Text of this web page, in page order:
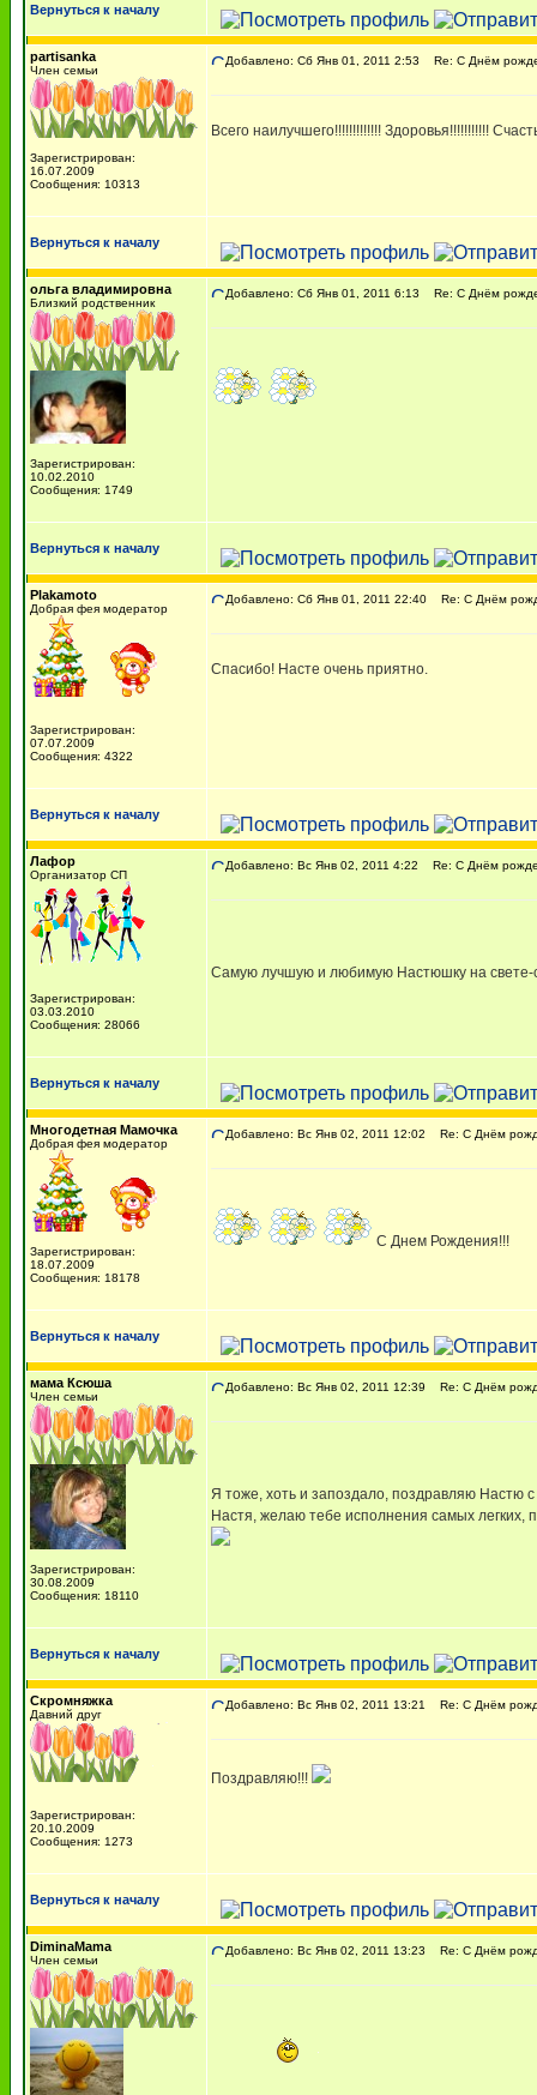
Вернуться к началу
partisanka
Член семьи
Зарегистрирован:
16.07.2009
Сообщения: 10313
Добавлено: Сб Янв 01, 2011 2:53 Re: С Днём
Всего наилучшего!!!!!!!!!!!!! Здоровья!!!!!!!!!!!
Вернуться к началу
ольга владимировна
Близкий родственник
Зарегистрирован:
10.02.2010
Сообщения: 1749
Добавлено: Сб Янв 01, 2011 6:13 Re: С Днём
Вернуться к началу
Plakamoto
Добрая фея модератор
Зарегистрирован:
07.07.2009
Сообщения: 4322
Добавлено: Сб Янв 01, 2011 22:40 Re: С Днём
Спасибо! Насте очень приятно.
Вернуться к началу
Лафор
Организатор СП
Зарегистрирован:
03.03.2010
Сообщения: 28066
Добавлено: Вс Янв 02, 2011 4:22 Re: С Днём
Самую лучшую и любимую Настюшку на
Вернуться к началу
Многодетная Мамочка
Добрая фея модератор
Зарегистрирован:
18.07.2009
Сообщения: 18178
Добавлено: Вс Янв 02, 2011 12:02 Re: С Днём
С Днем Рождения!!!
Вернуться к началу
мама Ксюша
Член семьи
Зарегистрирован:
30.08.2009
Сообщения: 18110
Добавлено: Вс Янв 02, 2011 12:39 Re: С Днём
Я тоже, хоть и запоздало, поздравляю Настю
Настя, желаю тебе исполнения самых легких,
Вернуться к началу
Скромняжка
Давний друг
Зарегистрирован:
20.10.2009
Сообщения: 1273
Добавлено: Вс Янв 02, 2011 13:21 Re: С Днём
Поздравляю!!!
Вернуться к началу
DiminaMama
Член семьи
Добавлено: Вс Янв 02, 2011 13:23 Re: С Днём